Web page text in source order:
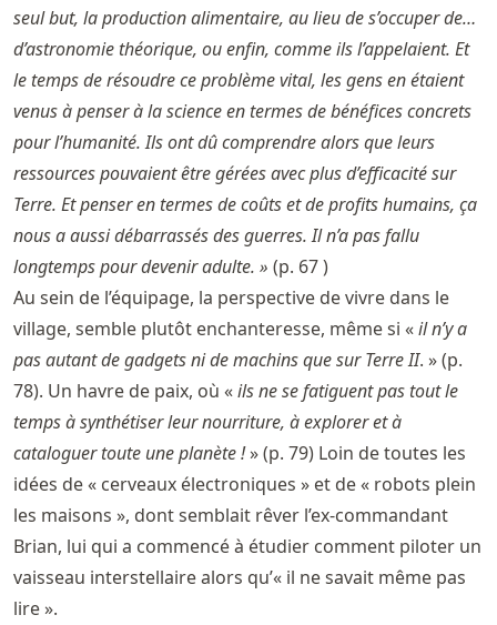
seul but, la production alimentaire, au lieu de s’occuper de…
d’astronomie théorique, ou enfin, comme ils l’appelaient. Et
le temps de résoudre ce problème vital, les gens en étaient
venus à penser à la science en termes de bénéfices concrets
pour l’humanité. Ils ont dû comprendre alors que leurs
ressources pouvaient être gérées avec plus d’efficacité sur
Terre. Et penser en termes de coûts et de profits humains, ça
nous a aussi débarrassés des guerres. Il n’a pas fallu
longtemps pour devenir adulte. » (p. 67 )
Au sein de l’équipage, la perspective de vivre dans le
village, semble plutôt enchanteresse, même si «il n’y a
pas autant de gadgets ni de machins que sur Terre II. » (p.
78). Un havre de paix, où «ils ne se fatiguent pas tout le
temps à synthétiser leur nourriture, à explorer et à
cataloguer toute une planète !» (p. 79) Loin de toutes les
idées de « cerveaux électroniques » et de « robots plein
les maisons », dont semblait rêver l’ex-commandant
Brian, lui qui a commencé à étudier comment piloter un
vaisseau interstellaire alors qu’« il ne savait même pas
lire ».